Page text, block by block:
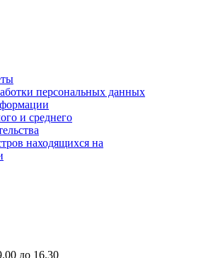
персональных данных
и среднего
находящихся на
до 16.30